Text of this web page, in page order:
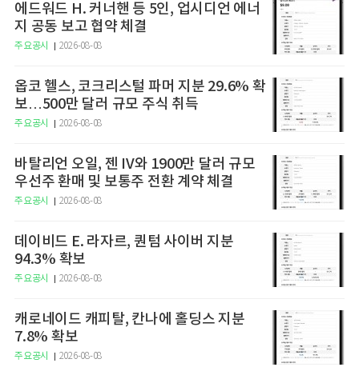
에드워드 H. 커너핸 등 5인, 업시디언 에너
지 공동 보고 협약 체결
주요공시 2026-08-08
옵코 헬스, 코크리스털 파머 지분 29.6% 확
보…500만 달러 규모 주식 취득
주요공시 2026-08-08
바탈리언 오일, 젠 IV와 1900만 달러 규모
우선주 환매 및 보통주 전환 계약 체결
주요공시 2026-08-08
데이비드 E. 라자르, 퀀텀 사이버 지분
94.3% 확보
주요공시 2026-08-08
캐로네이드 캐피탈, 칸나에 홀딩스 지분
7.8% 확보
주요공시 2026-08-08